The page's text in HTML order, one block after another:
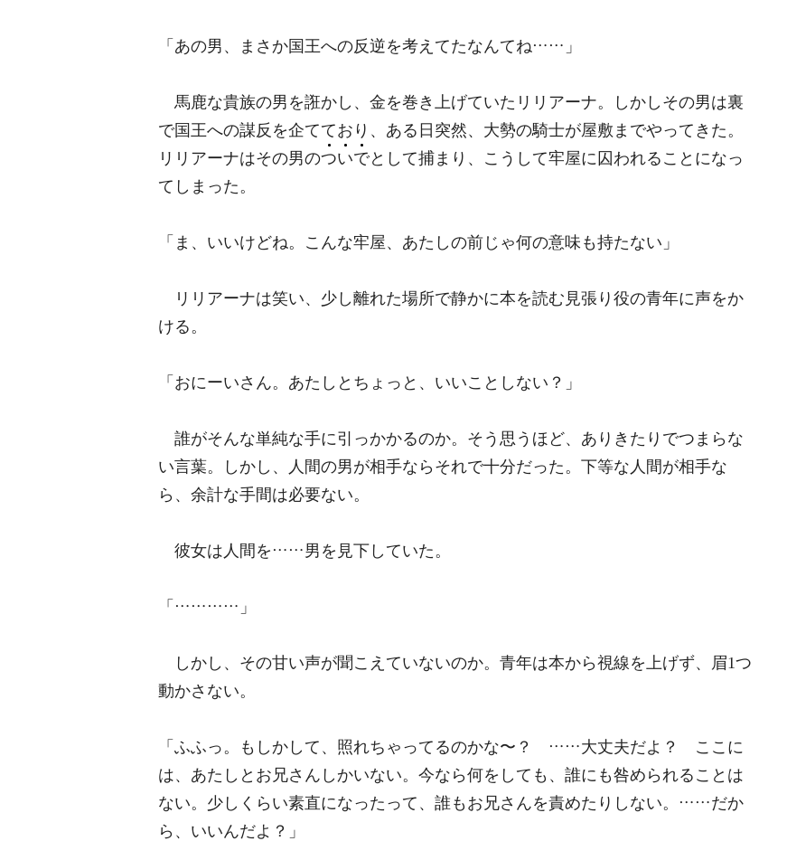
「あの男、まさか国王への反逆を考えてたなんてね……」
馬鹿な貴族の男を誑かし、金を巻き上げていたリリアーナ。しかしその男は裏
で国王への謀反を企てており、ある日突然、大勢の騎士が屋敷までやってきた。
リリアーナはその男のついでとして捕まり、こうして牢屋に囚われることになっ
てしまった。
「ま、いいけどね。こんな牢屋、あたしの前じゃ何の意味も持たない」
リリアーナは笑い、少し離れた場所で静かに本を読む見張り役の青年に声をか
ける。
「おにーいさん。あたしとちょっと、いいことしない？」
誰がそんな単純な手に引っかかるのか。そう思うほど、ありきたりでつまらな
い言葉。しかし、人間の男が相手ならそれで十分だった。下等な人間が相手な
ら、余計な手間は必要ない。
彼女は人間を……男を見下していた。
「…………」
しかし、その甘い声が聞こえていないのか。青年は本から視線を上げず、眉1つ
動かさない。
「ふふっ。もしかして、照れちゃってるのかな〜？ ……大丈夫だよ？ ここに
は、あたしとお兄さんしかいない。今なら何をしても、誰にも咎められることは
ない。少しくらい素直になったって、誰もお兄さんを責めたりしない。……だか
ら、いいんだよ？」